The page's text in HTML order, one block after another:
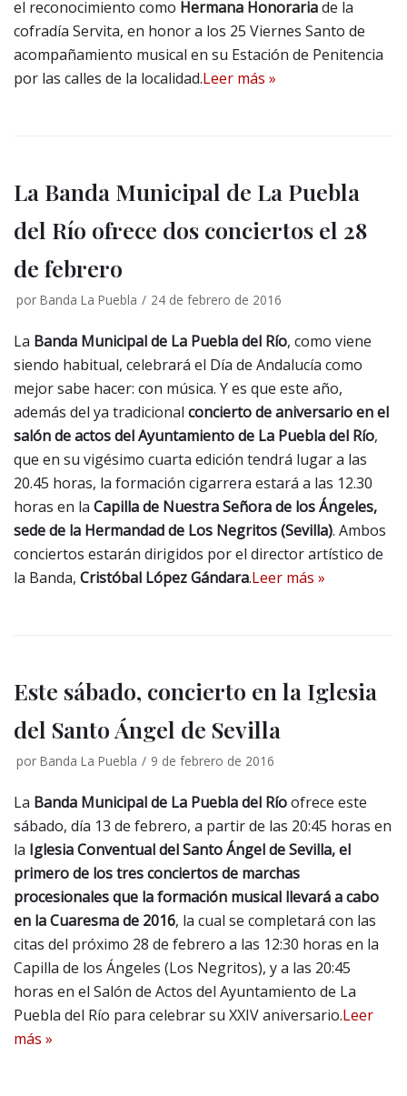
el reconocimiento como Hermana Honorariade la
cofradía Servita, en honor a los 25 Viernes Santo de
acompañamiento musical en su Estación de Penitencia
por las calles de la localidad.Leer más »
La Banda Municipal de La Puebla
del Río ofrece dos conciertos el 28
de febrero
por Banda La Puebla 24 de febrero de 2016
La Banda Municipal de La Puebla del Río, como viene
siendo habitual, celebrará el Día de Andalucía como
mejor sabe hacer: con música. Y es que este año,
además del ya tradicional concierto de aniversario en el
salón de actos del Ayuntamiento de La Puebla del Río,
que en su vigésimo cuarta edición tendrá lugar a las
20.45 horas, la formación cigarrera estará a las 12.30
horas en la Capilla de Nuestra Señora de los Ángeles,
sede de la Hermandad de Los Negritos (Sevilla). Ambos
conciertos estarán dirigidos por el director artístico de
la Banda, Cristóbal López Gándara.Leer más »
Este sábado, concierto en la Iglesia
del Santo Ángel de Sevilla
por Banda La Puebla 9 de febrero de 2016
La Banda Municipal de La Puebla del Ríoofrece este
sábado, día 13 de febrero, a partir de las 20:45 horas en
la Iglesia Conventual del Santo Ángel de Sevilla, el
primero de los tres conciertos de marchas
procesionales que la formación musical llevará a cabo
en laCuaresma de 2016, la cual se completará con las
citas del próximo 28 de febrero a las 12:30 horas en la
Capilla de los Ángeles (Los Negritos), y a las 20:45
horas en el Salón de Actos del Ayuntamiento de La
Puebla del Río para celebrar su XXIV aniversario.Leer
más »